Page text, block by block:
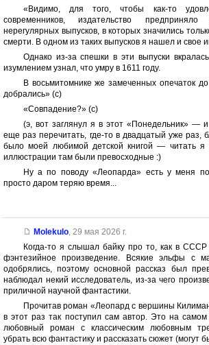
«Видимо, для того, чтобы как-то
современников, издательство
нерегулярных выпусков, в которых значились
смерти. В одном из таких выпусков я нашел и свое
Однако из-за спешки в эти выпуски
изумлением узнал, что умру в 1611 году.
В восьмитомнике же замеченных опечаток
добрались» (с)
«Совпадение?» (с)
(э, вот заглянул я в этот «Понедельник» —
еще раз перечитать, где-то в двадцатый уже раз,
было моей любимой детской книгой — читать
иллюстрации там были превосходные :)
Ну а по поводу «Леопарда» есть у меня
просто даром теряю время...
Molekulo, 29 мая 2026 г.
Когда-то я слышал байку про то, как в
фэнтезийное произведение. Всякие эльфы с
одобрялись, поэтому основной рассказ был
наблюдал некий исследователь, из-за чего
приличной научной фантастики.
Прочитав роман «Леопард с вершины
в этот раз так поступил сам автор. Это на
любовный роман с классическим любовным
убрать всю фантастику и рассказать сюжет (могут